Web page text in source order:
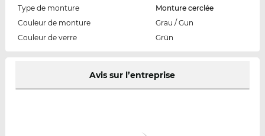
Type de monture
Monture cerclée
Couleur de monture
Grau / Gun
Couleur de verre
Grün
Avis sur l’entreprise